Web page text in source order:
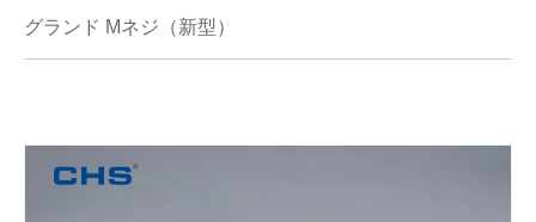
グランド Mネジ（新型）